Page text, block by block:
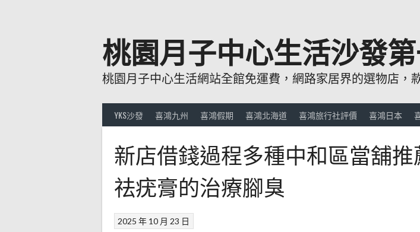
桃園月子中心生活沙發
桃園月子中心生活網站全館免運費，網路家居界的選物店，
YKS沙發 喜鴻九州 喜鴻假期 喜鴻北海道 喜鴻旅行社評價 喜鴻日本
新店借錢過程多種中和區當舖推
祛疣膏的治療腳臭
2025 年 10 月 23 日